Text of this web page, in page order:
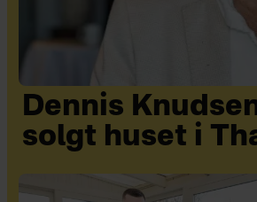
Dennis
solgt huset i